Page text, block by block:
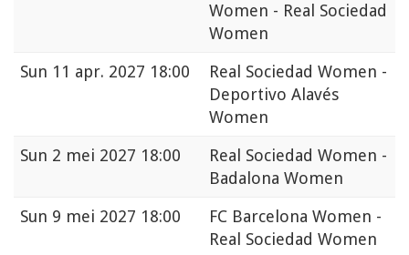
Women - Real Sociedad
Women
Sun 11 apr. 2027 18:00
Real Sociedad Women -
Deportivo Alavés
Women
Sun 2 mei 2027 18:00
Real Sociedad Women -
Badalona Women
Sun 9 mei 2027 18:00
FC Barcelona Women -
Real Sociedad Women